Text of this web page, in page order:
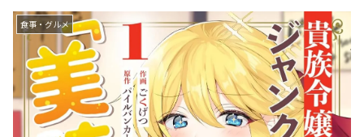
食事・グルメ